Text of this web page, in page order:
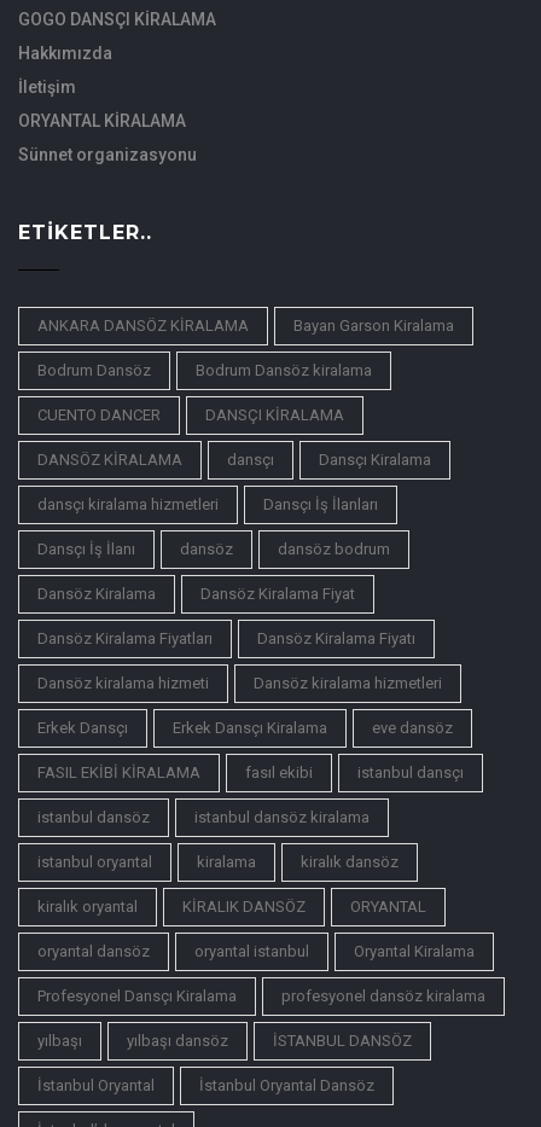
GOGO DANSÇI KİRALAMA
Hakkımızda
İletişim
ORYANTAL KİRALAMA
Sünnet organizasyonu
ETIKETLER..
ANKARA DANSÖZ KİRALAMA Bayan Garson Kiralama
Bodrum Dansöz Bodrum Dansöz kiralama
CUENTO DANCER DANSÇI KİRALAMA
DANSÖZ KİRALAMA dansçı Dansçı Kiralama
dansçı kiralama hizmetleri Dansçı İş İlanları
Dansçı İş İlanı dansöz dansöz bodrum
Dansöz Kiralama Dansöz Kiralama Fiyat
Dansöz Kiralama Fiyatları Dansöz Kiralama Fiyatı
Dansöz kiralama hizmeti Dansöz kiralama hizmetleri
Erkek Dansçı Erkek Dansçı Kiralama eve dansöz
FASIL EKİBİ KİRALAMA fasıl ekibi istanbul dansçı
istanbul dansöz istanbul dansöz kiralama
istanbul oryantal kiralama kiralık dansöz
kiralık oryantal KİRALIK DANSÖZ ORYANTAL
oryantal dansöz oryantal istanbul Oryantal Kiralama
Profesyonel Dansçı Kiralama profesyonel dansöz kiralama
yılbaşı yılbaşı dansöz İSTANBUL DANSÖZ
İstanbul Oryantal İstanbul Oryantal Dansöz